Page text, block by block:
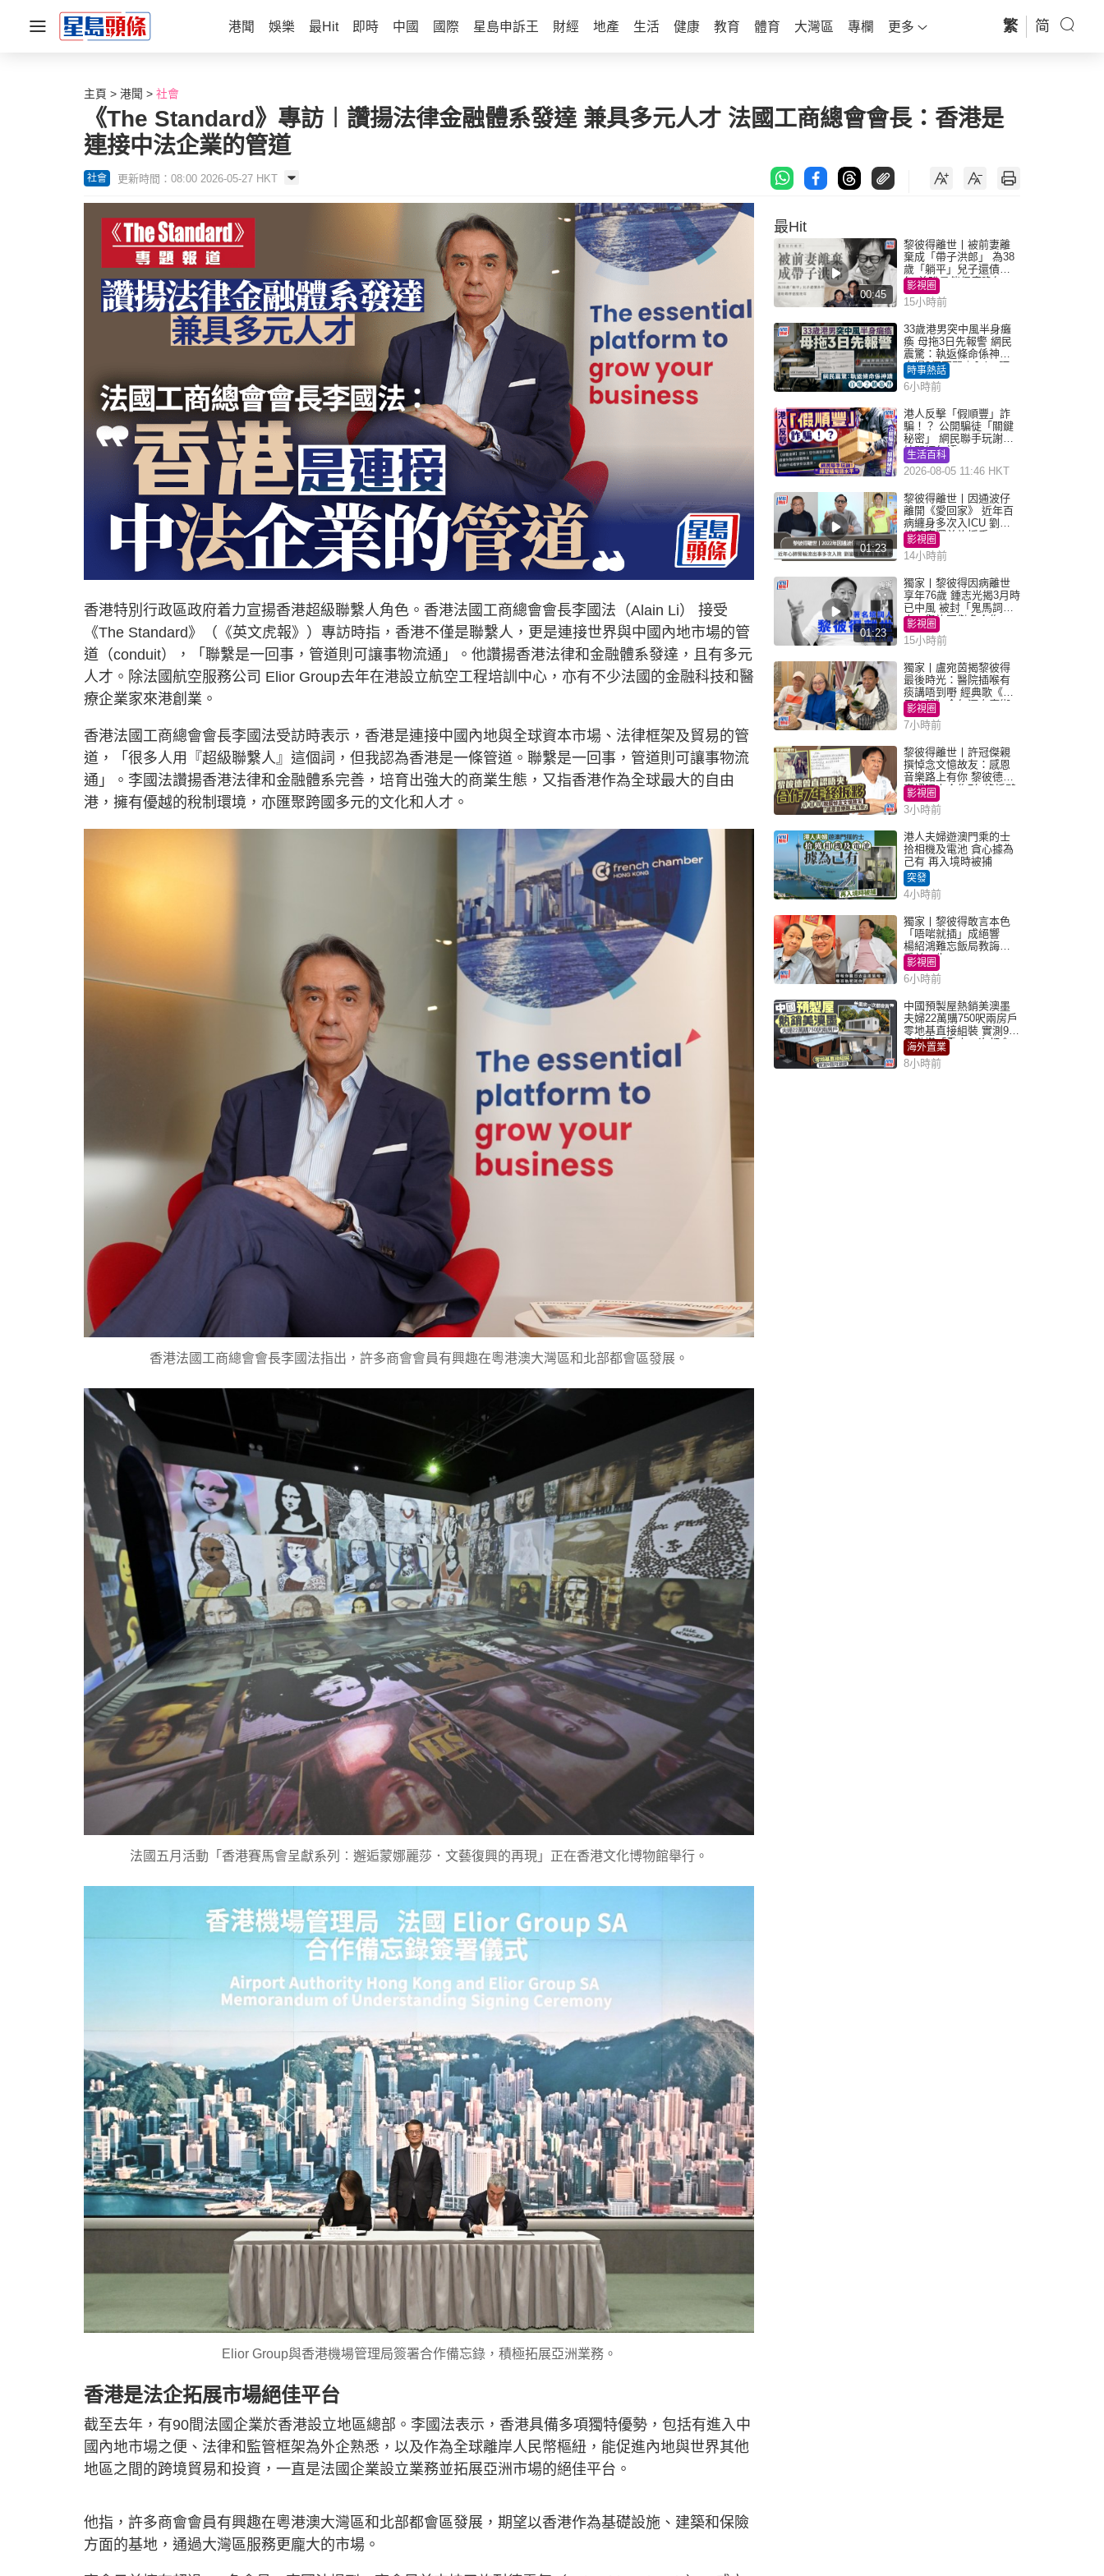
港聞 娛樂 最Hit 即時 中國 國際 星島申訴王 財經 地產 生活 健康 教育 體育 大灣區 專欄 更多 繁 简
主頁 港聞 社會
《The Standard》專訪︱讚揚法律金融體系發達 兼具多元人才 法國工商總會會長：香港是
連接中法企業的管道
社會 更新時間：08:00 2026-05-27 HKT
香港特別行政區政府着力宣揚香港超級聯繫人角色。香港法國工商總會會長李國法（Alain Li） 接受
《The Standard》（《英文虎報》）專訪時指，香港不僅是聯繫人，更是連接世界與中國內地市場的管
道（conduit），「聯繫是一回事，管道則可讓事物流通」。他讚揚香港法律和金融體系發達，且有多元
人才。除法國航空服務公司 Elior Group去年在港設立航空工程培訓中心，亦有不少法國的金融科技和醫
療企業家來港創業。
香港法國工商總會會長李國法受訪時表示，香港是連接中國內地與全球資本市場、法律框架及貿易的管
道，「很多人用『超級聯繫人』這個詞，但我認為香港是一條管道。聯繫是一回事，管道則可讓事物流
通」。李國法讚揚香港法律和金融體系完善，培育出強大的商業生態，又指香港作為全球最大的自由
港，擁有優越的稅制環境，亦匯聚跨國多元的文化和人才。
香港法國工商總會會長李國法指出，許多商會會員有興趣在粵港澳大灣區和北部都會區發展。
法國五月活動「香港賽馬會呈獻系列︰邂逅蒙娜麗莎．文藝復興的再現」正在香港文化博物館舉行。
Elior Group與香港機場管理局簽署合作備忘錄，積極拓展亞洲業務。
香港是法企拓展市場絕佳平台
截至去年，有90間法國企業於香港設立地區總部。李國法表示，香港具備多項獨特優勢，包括有進入中
國內地市場之便、法律和監管框架為外企熟悉，以及作為全球離岸人民幣樞紐，能促進內地與世界其他
地區之間的跨境貿易和投資，一直是法國企業設立業務並拓展亞洲市場的絕佳平台。
他指，許多商會會員有興趣在粵港澳大灣區和北部都會區發展，期望以香港作為基礎設施、建築和保險
方面的基地，通過大灣區服務更龐大的市場。
最Hit
00:45
黎彼得離世丨被前妻離
棄成「帶子洪郎」 為38
歲「躺平」兒子還債多
年 曾盼尋伴侶度晚年
影視圈
15小時前
33歲港男突中風半身癱
瘓 母拖3日先報警 網民
震驚：執返條命係神蹟
自爆2個惡習｜Juicy叮
時事熱話
6小時前
港人反擊「假順豐」詐
騙！？ 公開騙徒「關鍵
秘密」 網民聯手玩謝：
練習緬甸語
生活百科
2026-08-05 11:46 HKT
01:23
黎彼得離世丨因通波仔
離開《愛回家》 近年百
病纏身多次入ICU 劉鑾
雄黃宗澤曾施援手
影視圈
14小時前
01:23
獨家丨黎彼得因病離世
享年76歲 鍾志光揭3月時
已中風 被封「鬼馬詞
人」與許冠傑多合作
影視圈
15小時前
獨家丨盧宛茵揭黎彼得
最後時光：醫院插喉有
痰講唔到嘢 經典歌《浪
子心聲》金句源自廟街
睇相佬
影視圈
7小時前
黎彼得離世丨許冠傑親
撰悼念文憶故友：感恩
音樂路上有你 黎彼德曾
直認唔夾合作7年終拆夥
影視圈
3小時前
港人夫婦遊澳門乘的士
拾相機及電池 貪心據為
己有 再入境時被捕
突發
4小時前
獨家丨黎彼得敢言本色
「唔啱就插」成絕響
楊紹鴻難忘飯局教誨：
受益一生
影視圈
6小時前
中國預製屋熱銷美澳墨
夫婦22萬購750呎兩房戶
零地基直接組裝 實測9個
月激讚「重來一次都會
買」
海外置業
8小時前